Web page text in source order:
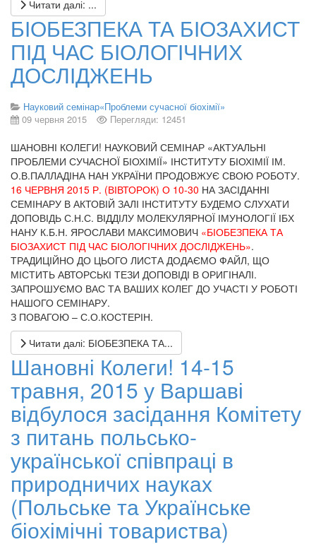
Читати далі: ...
БІОБЕЗПЕКА ТА БІОЗАХИСТ
ПІД ЧАС БІОЛОГІЧНИХ
ДОСЛІДЖЕНЬ
Науковий семінар«Проблеми сучасної біохімії»
09 червня 2015
Перегляди: 12451
ШАНОВНІ КОЛЕГИ! НАУКОВИЙ СЕМІНАР «АКТУАЛЬНІ
ПРОБЛЕМИ СУЧАСНОЇ БІОХІМІЇ» ІНСТИТУТУ БІОХІМІЇ ІМ.
О.В.ПАЛЛАДІНА НАН УКРАЇНИ ПРОДОВЖУЄ СВОЮ РОБОТУ.
16 ЧЕРВНЯ 2015 Р. (ВІВТОРОК) О 10-30 НА ЗАСІДАННІ
СЕМІНАРУ В АКТОВІЙ ЗАЛІ ІНСТИТУТУ БУДЕМО СЛУХАТИ
ДОПОВІДЬ С.Н.С. ВІДДІЛУ МОЛЕКУЛЯРНОЇ ІМУНОЛОГІЇ ІБХ
НАНУ К.Б.Н. ЯРОСЛАВИ МАКСИМОВИЧ «БІОБЕЗПЕКА ТА
БІОЗАХИСТ ПІД ЧАС БІОЛОГІЧНИХ ДОСЛІДЖЕНЬ».
ТРАДИЦІЙНО ДО ЦЬОГО ЛИСТА ДОДАЄМО ФАЙЛ, ЩО
МІСТИТЬ АВТОРСЬКІ ТЕЗИ ДОПОВІДІ В ОРИГІНАЛІ.
ЗАПРОШУЄМО ВАС ТА ВАШИХ КОЛЕГ ДО УЧАСТІ У РОБОТІ
НАШОГО СЕМІНАРУ.
З ПОВАГОЮ – С.О.КОСТЕРІН.
Читати далі: БІОБЕЗПЕКА ТА...
Шановні Колеги! 14-15
травня, 2015 у Варшаві
відбулося засідання Комітету
з питань польсько-
української співпраці в
природничих науках
(Польське та Українське
біохімічні товариства)